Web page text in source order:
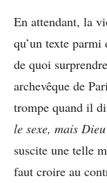
En attendant, la
qu’un texte
de quoi
archevêque de
trompe quand il
le sexe, mais
suscite une telle
faut croire au